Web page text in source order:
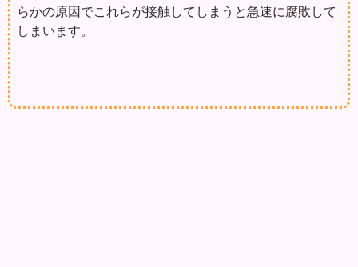
らかの原因でこれらが接触してしまうと急速に腐敗して
しまいます。